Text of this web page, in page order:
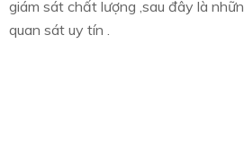
giám sát chất lượng ,sau đây là
quan sát uy tín .